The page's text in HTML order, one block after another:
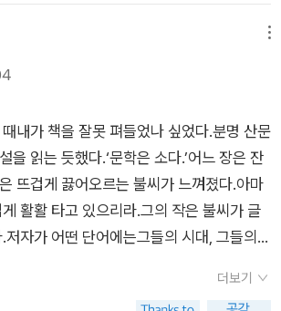
싶었다. 그래서 국문과에 갔다. 그렇지만 제
이 없다. 이 책의 저자는 책 중간에 은퇴를
차 해 본 적이 없는 것이다. 언젠가는 나만
면서 시간만 흐르고 나이만 먹고 있다. 이
켠에 남았나 보다. 이러한 나의 정서가 이
내가 쓴 일기를 읽는 것 같기도 하고 나와
도 했다. 술은 안 마시는데 마치 함께 술잔
분도 든다. 뭐랄까? 참 맛있는, 운치가 있는
서포터즈의 마지막 책으로 이 책을 선정했
독자에게 깊은 울림을 전합니다. 소설과 에
며, 저자는 자신의 삶과 생각을 투명하게 드
니다. 또한 책 속의 여러 구절들을 통해 느
우리에게 문학이란 무엇인지, 인생이란 무
을 맞바꾸었다는 이야기는 인상적입니다.
를 경험하면서 새로운 눈을 얻는 과정을 통
고 새로운 세계로 태어나는 경험을 상징적
는 독자들에게 새로운 시각으로 세상을 바라
느끼게 합니다.저자는 문학을 통해 자신의
에 독자들의 삶도 돌아보게 합니다. 할머니와
계, 그리고 어린 시절의 기억들을 통해 인
내가 책을 잘못 펴들었나 싶었다.분명 산문
을 읽는 듯했다.‘문학은 소다.’어느 장은 잔
뜨겁게 끓어오르는 불씨가 느껴졌다.아마
활활 타고 있으리라.그의 작은 불씨가 글
저자가 어떤 단어에는그들의 시대, 그들의
에 대해서,가족에 대해서,소설가가 되는 과
더보기